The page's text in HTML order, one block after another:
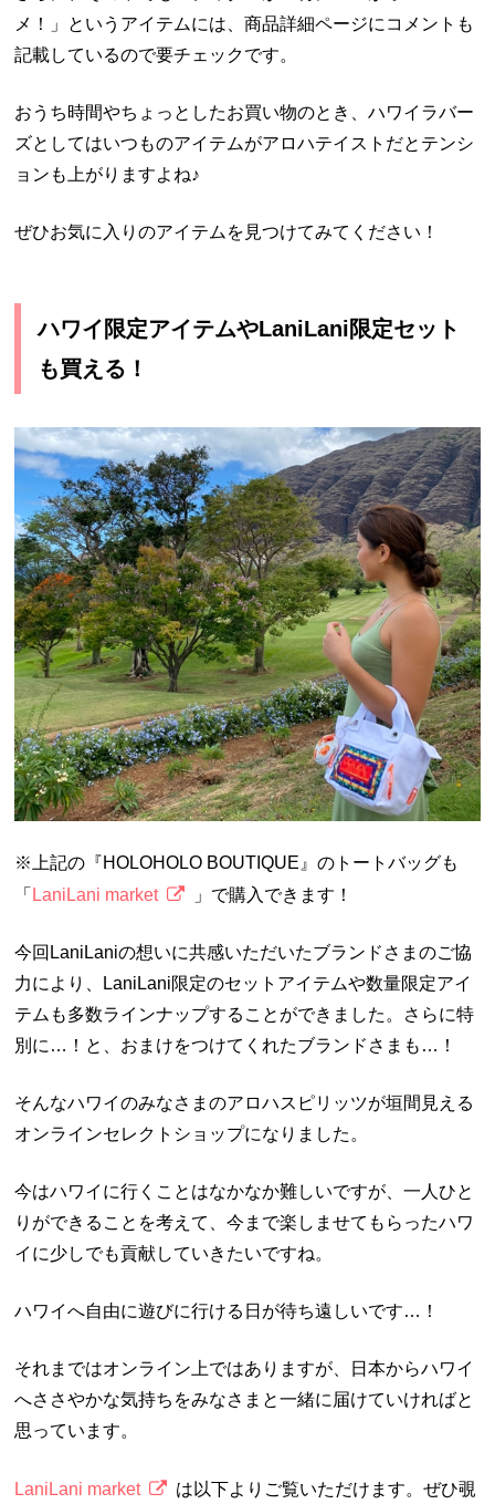
メ！」というアイテムには、商品詳細ページにコメントも
記載しているので要チェックです。
おうち時間やちょっとしたお買い物のとき、ハワイラバー
ズとしてはいつものアイテムがアロハテイストだとテンシ
ョンも上がりますよね♪
ぜひお気に入りのアイテムを見つけてみてください！
ハワイ限定アイテムやLaniLani限定セット
も買える！
※上記の『HOLOHOLO BOUTIQUE』のトートバッグも
「 LaniLani market 」で購入できます！
今回LaniLaniの想いに共感いただいたブランドさまのご協
力により、LaniLani限定のセットアイテムや数量限定アイ
テムも多数ラインナップすることができました。さらに特
別に…！と、おまけをつけてくれたブランドさまも…！
そんなハワイのみなさまのアロハスピリッツが垣間見える
オンラインセレクトショップになりました。
今はハワイに行くことはなかなか難しいですが、一人ひと
りができることを考えて、今まで楽しませてもらったハワ
イに少しでも貢献していきたいですね。
ハワイへ自由に遊びに行ける日が待ち遠しいです…！
それまではオンライン上ではありますが、日本からハワイ
へささやかな気持ちをみなさまと一緒に届けていければと
思っています。
LaniLani market
は以下よりご覧いただけます。ぜひ覗